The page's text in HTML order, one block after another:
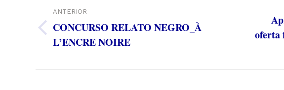
entre
publicaciones
ANTERIOR
Publicación
anterior:
CONCURSO RELATO NEGRO_À
L’ENCRE NOIRE
oferta